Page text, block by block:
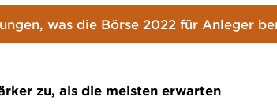
was die Börse 2022 für Anleger
zu, als die meisten erwarten